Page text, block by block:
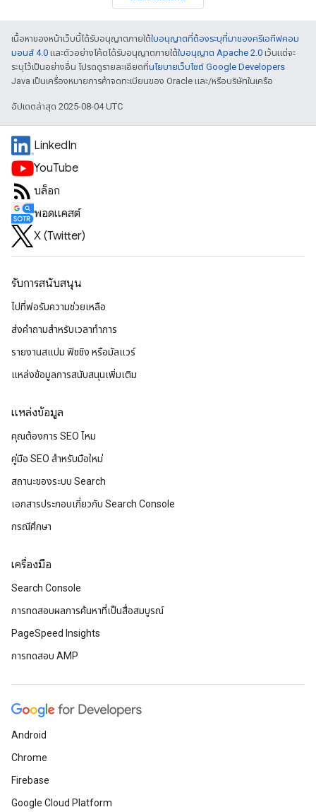
เนื้อหาของหน้าเว็บนี้ได้รับอนุญาตภายใต้ใบอนุญาตที่ต้องระบุที่มาของครีเอทีฟคอม
มอนส์ 4.0 และตัวอย่างโค้ดได้รับอนุญาตภายใต้ใบอนุญาต Apache 2.0 เว้นแต่จะ
ระบุไว้เป็นอย่างอื่น โปรดดูรายละเอียดที่นโยบายเว็บไซต์ Google Developers
Java เป็นเครื่องหมายการค้าจดทะเบียนของ Oracle และ/หรือบริษัทในเครือ
อัปเดตล่าสุด 2025-08-04 UTC
LinkedIn
YouTube
บล็อก
พอดแคสต์
X (Twitter)
รับการสนับสนุน
ไปที่ฟอรัมความช่วยเหลือ
ส่งคำถามสำหรับเวลาทำการ
รายงานสแปม ฟิชชิง หรือมัลแวร์
แหล่งข้อมูลการสนับสนุนเพิ่มเติม
แหล่งข้อมูล
คุณต้องการ SEO ไหม
คู่มือ SEO สำหรับมือใหม่
สถานะของระบบ Search
เอกสารประกอบเกี่ยวกับ Search Console
กรณีศึกษา
เครื่องมือ
Search Console
การทดสอบผลการค้นหาที่เป็นสื่อสมบูรณ์
PageSpeed Insights
การทดสอบ AMP
Android
Chrome
Firebase
Google Cloud Platform